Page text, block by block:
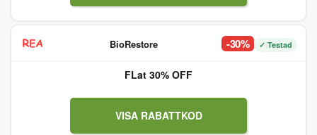
BioRestore -30% ✓ Testad
FLat 30% OFF
VISA RABATTKOD